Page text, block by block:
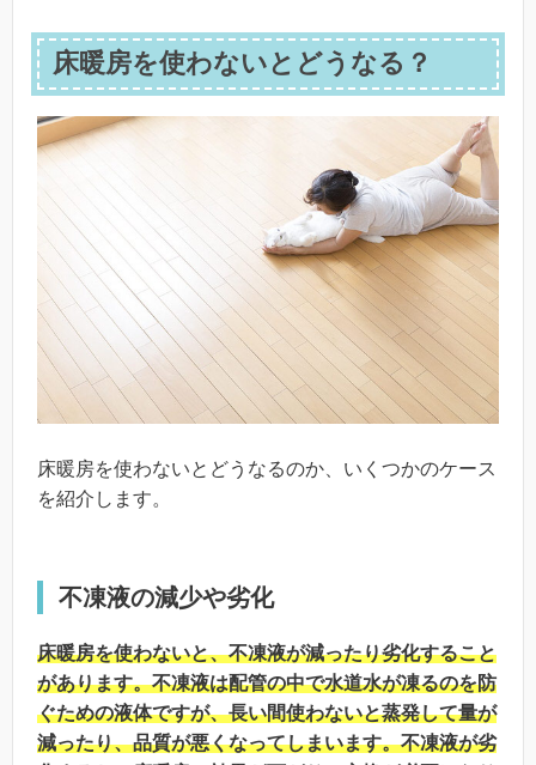
床暖房を使わないとどうなる？
床暖房を使わないとどうなるのか、いくつかのケース
を紹介します。
不凍液の減少や劣化
床暖房を使わないと、不凍液が減ったり劣化すること
があります。不凍液は配管の中で水道水が凍るのを防
ぐための液体ですが、長い間使わないと蒸発して量が
減ったり、品質が悪くなってしまいます。不凍液が劣